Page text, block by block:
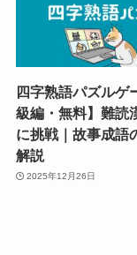
四字熟語パズルゲ
級編・無料】難読
に挑戦｜故事成語
解説
2025年12月26日